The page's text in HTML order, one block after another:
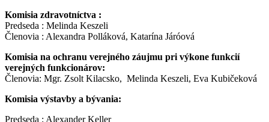
Komisia zdravotníctva :
Predseda : Melinda Keszeli
Členovia : Alexandra Polláková, Katarína Járóová
Komisia na ochranu verejného záujmu pri výkone funkcií
verejných funkcionárov:
Členovia: Mgr. Zsolt Kilacsko, Melinda Keszeli, Eva Kubičeková
Komisia výstavby a bývania:
Predseda : Alexander Keller